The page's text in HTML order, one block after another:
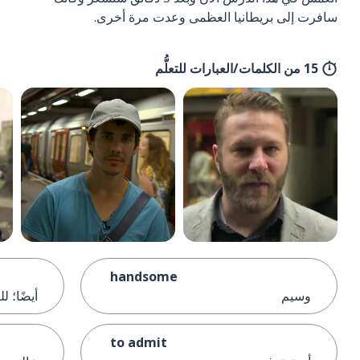
سافرت إلى بريطانيا العظمى وعدت مرة أخرى.
15 من الكلمات/العبارات للتعلُّم
handsome
وسيم
to admit
أيضًا؛